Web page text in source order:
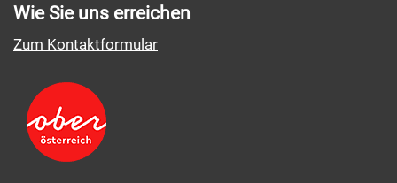
Wie Sie uns erreichen
Zum Kontaktformular